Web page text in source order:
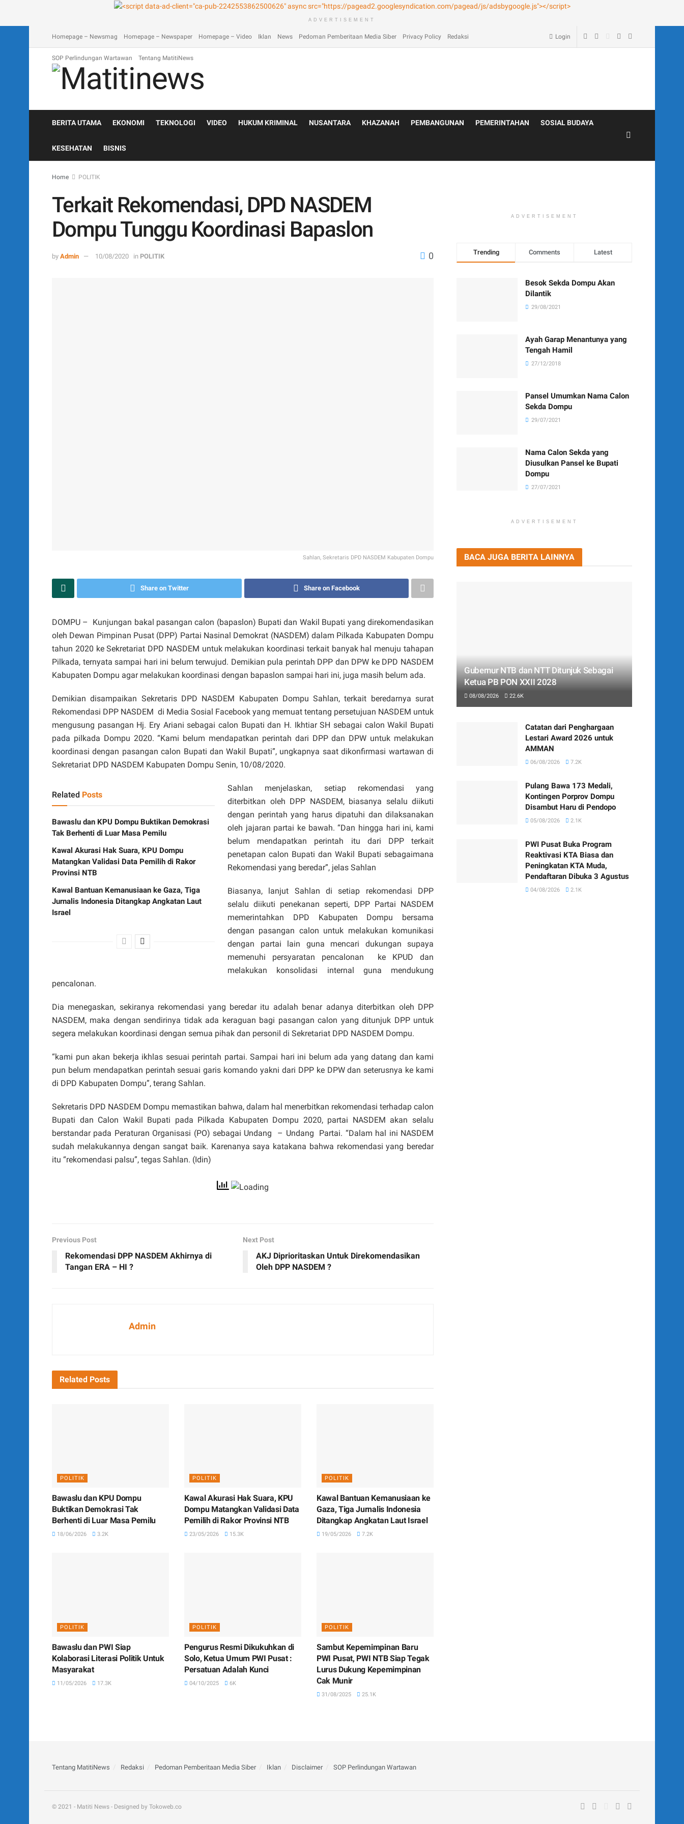
ADVERTISEMENT
Homepage – Newsmag Homepage – Newspaper Homepage – Video Iklan News Pedoman Pemberitaan Media Siber Privacy Policy Redaksi
SOP Perlindungan Wartawan Tentang MatitiNews
Login
BERITA UTAMA EKONOMI TEKNOLOGI VIDEO HUKUM KRIMINAL NUSANTARA KHAZANAH PEMBANGUNAN PEMERINTAHAN SOSIAL BUDAYA
KESEHATAN BISNIS
Home POLITIK
Terkait Rekomendasi, DPD NASDEM
Dompu Tunggu Koordinasi Bapaslon
by Admin 10/08/2020 in POLITIK 0
Sahlan, Sekretaris DPD NASDEM Kabupaten Dompu
Share on Twitter Share on Facebook
DOMPU – Kunjungan bakal pasangan calon (bapaslon) Bupati dan Wakil Bupati yang direkomendasikan
oleh Dewan Pimpinan Pusat (DPP) Partai Nasinal Demokrat (NASDEM) dalam Pilkada Kabupaten Dompu
tahun 2020 ke Sekretariat DPD NASDEM untuk melakukan koordinasi terkait banyak hal menuju tahapan
Pilkada, ternyata sampai hari ini belum terwujud. Demikian pula perintah DPP dan DPW ke DPD NASDEM
Kabupaten Dompu agar melakukan koordinasi dengan bapaslon sampai hari ini, juga masih belum ada.
Demikian disampaikan Sekretaris DPD NASDEM Kabupaten Dompu Sahlan, terkait beredarnya surat
Rekomendasi DPP NASDEM di Media Sosial Facebook yang memuat tentang persetujuan NASDEM untuk
mengusung pasangan Hj. Ery Ariani sebagai calon Bupati dan H. Ikhtiar SH sebagai calon Wakil Bupati
pada pilkada Dompu 2020. “Kami belum mendapatkan perintah dari DPP dan DPW untuk melakukan
koordinasi dengan pasangan calon Bupati dan Wakil Bupati”, ungkapnya saat dikonfirmasi wartawan di
Sekretariat DPD NASDEM Kabupaten Dompu Senin, 10/08/2020.
Related Posts
Bawaslu dan KPU Dompu Buktikan Demokrasi
Tak Berhenti di Luar Masa Pemilu
Kawal Akurasi Hak Suara, KPU Dompu
Matangkan Validasi Data Pemilih di Rakor
Provinsi NTB
Kawal Bantuan Kemanusiaan ke Gaza, Tiga
Jurnalis Indonesia Ditangkap Angkatan Laut
Israel
Sahlan menjelaskan, setiap rekomendasi yang
diterbitkan oleh DPP NASDEM, biasanya selalu diikuti
dengan perintah yang harus dipatuhi dan dilaksanakan
oleh jajaran partai ke bawah. “Dan hingga hari ini, kami
belum mendapatkan perintah itu dari DPP terkait
penetapan calon Bupati dan Wakil Bupati sebagaimana
Rekomendasi yang beredar”, jelas Sahlan
Biasanya, lanjut Sahlan di setiap rekomendasi DPP
selalu diikuti penekanan seperti, DPP Partai NASDEM
memerintahkan DPD Kabupaten Dompu bersama
dengan pasangan calon untuk melakukan komunikasi
dengan partai lain guna mencari dukungan supaya
memenuhi persyaratan pencalonan ke KPUD dan
melakukan konsolidasi internal guna mendukung
pencalonan.
Dia menegaskan, sekiranya rekomendasi yang beredar itu adalah benar adanya diterbitkan oleh DPP
NASDEM, maka dengan sendirinya tidak ada keraguan bagi pasangan calon yang ditunjuk DPP untuk
segera melakukan koordinasi dengan semua pihak dan personil di Sekretariat DPD NASDEM Dompu.
“kami pun akan bekerja ikhlas sesuai perintah partai. Sampai hari ini belum ada yang datang dan kami
pun belum mendapatkan perintah sesuai garis komando yakni dari DPP ke DPW dan seterusnya ke kami
di DPD Kabupaten Dompu”, terang Sahlan.
Sekretaris DPD NASDEM Dompu memastikan bahwa, dalam hal menerbitkan rekomendasi terhadap calon
Bupati dan Calon Wakil Bupati pada Pilkada Kabupaten Dompu 2020, partai NASDEM akan selalu
berstandar pada Peraturan Organisasi (PO) sebagai Undang – Undang Partai. “Dalam hal ini NASDEM
sudah melakukannya dengan sangat baik. Karenanya saya katakana bahwa rekomendasi yang beredar
itu “rekomendasi palsu”, tegas Sahlan. (Idin)
Previous Post
Rekomendasi DPP NASDEM Akhirnya di
Tangan ERA – HI ?
Next Post
AKJ Diprioritaskan Untuk Direkomendasikan
Oleh DPP NASDEM ?
Admin
Related Posts
POLITIK
Bawaslu dan KPU Dompu
Buktikan Demokrasi Tak
Berhenti di Luar Masa Pemilu
18/06/2026 3.2K
POLITIK
Kawal Akurasi Hak Suara, KPU
Dompu Matangkan Validasi Data
Pemilih di Rakor Provinsi NTB
23/05/2026 15.3K
POLITIK
Kawal Bantuan Kemanusiaan ke
Gaza, Tiga Jurnalis Indonesia
Ditangkap Angkatan Laut Israel
19/05/2026 7.2K
POLITIK
Bawaslu dan PWI Siap
Kolaborasi Literasi Politik Untuk
Masyarakat
11/05/2026 17.3K
POLITIK
Pengurus Resmi Dikukuhkan di
Solo, Ketua Umum PWI Pusat :
Persatuan Adalah Kunci
04/10/2025 6K
POLITIK
Sambut Kepemimpinan Baru
PWI Pusat, PWI NTB Siap Tegak
Lurus Dukung Kepemimpinan
Cak Munir
31/08/2025 25.1K
ADVERTISEMENT
Trending Comments Latest
Besok Sekda Dompu Akan
Dilantik
29/08/2021
Ayah Garap Menantunya yang
Tengah Hamil
27/12/2018
Pansel Umumkan Nama Calon
Sekda Dompu
29/07/2021
Nama Calon Sekda yang
Diusulkan Pansel ke Bupati
Dompu
27/07/2021
ADVERTISEMENT
BACA JUGA BERITA LAINNYA
Gubernur NTB dan NTT Ditunjuk Sebagai
Ketua PB PON XXII 2028
08/08/2026 22.6K
Catatan dari Penghargaan
Lestari Award 2026 untuk
AMMAN
06/08/2026 7.2K
Pulang Bawa 173 Medali,
Kontingen Porprov Dompu
Disambut Haru di Pendopo
05/08/2026 2.1K
PWI Pusat Buka Program
Reaktivasi KTA Biasa dan
Peningkatan KTA Muda,
Pendaftaran Dibuka 3 Agustus
04/08/2026 2.1K
Tentang MatitiNews Redaksi Pedoman Pemberitaan Media Siber Iklan Disclaimer SOP Perlindungan Wartawan
© 2021 - Matiti News - Designed by Tokoweb.co